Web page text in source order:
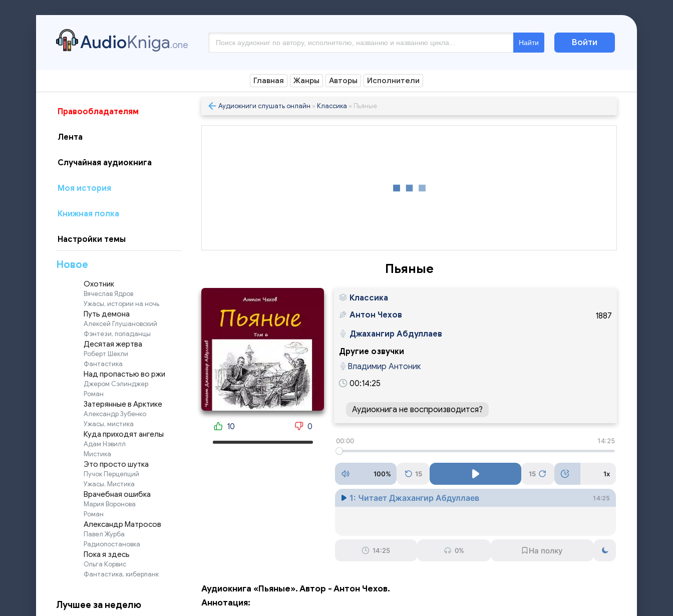
AudioKniga.one Найти Войти
Главная Жанры Авторы Исполнители
Правообладателям
Лента
Случайная аудиокнига
Моя история
Книжная полка
Настройки темы
Новое
Охотник
Вячеслав Ядров
Ужасы, истории на ночь
Путь демона
Алексей Глушановский
Фэнтези, попаданцы
Десятая жертва
Роберт Шекли
Фантастика
Над пропастью во ржи
Джером Сэлинджер
Роман
Затерянные в Арктике
Александр Зубенко
Ужасы, мистика
Куда приходят ангелы
Адам Нэвилл
Мистика
Это просто шутка
Пучок Перцепций
Ужасы, Мистика
Врачебная ошибка
Мария Воронова
Роман
Александр Матросов
Павел Журба
Радиопостановка
Пока я здесь
Ольга Корвис
Фантастика, киберпанк
Лучшее за неделю
Аудиокниги слушать онлайн » Классика » Пьяные
Пьяные
10 0
Классика
1887
Антон Чехов
Джахангир Абдуллаев
Другие озвучки
Владимир Антоник
00:14:25
Аудиокнига не воспроизводится?
00:00 14:25
100% 15 15 1x
1: Читает Джахангир Абдуллаев 14:25
14:25 0%
Аудиокнига «Пьяные». Автор - Антон Чехов.
Аннотация: